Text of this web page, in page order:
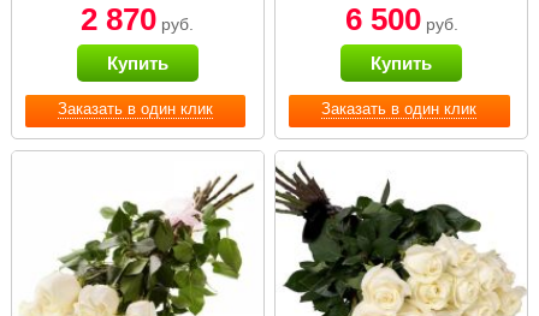
Заказать в один клик
2 870 руб.
Купить
Заказать в один клик
6 500руб.
Купить